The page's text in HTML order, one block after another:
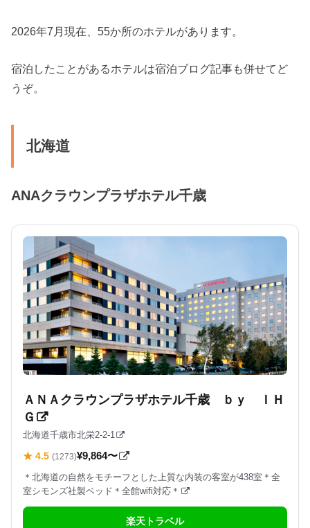
2026年7月現在、55か所のホテルがあります。
宿泊したことがあるホテルは宿泊ブログ記事も併せてど
うぞ。
北海道
ANAクラウンプラザホテル千歳
ＡＮＡクラウンプラザホテル千歳 ｂｙ ＩＨ
Ｇ
北海道千歳市北栄2-2-1
★ 4.5(1273)¥9,864〜
＊北海道の自然をモチーフとした上質な内装の客室が438室＊全
室シモンズ社製ベッド＊全館wifi対応＊
楽天トラベル